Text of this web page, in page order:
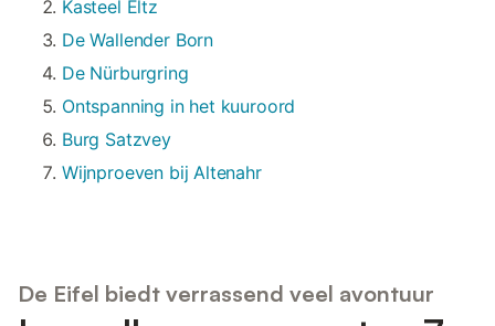
Kasteel Eltz
De Wallender Born
De Nürburgring
Ontspanning in het kuuroord
Burg Satzvey
Wijnproeven bij Altenahr
De Eifel biedt verrassend veel avontuur